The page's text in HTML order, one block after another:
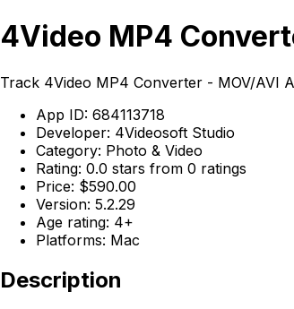
4Video MP4
Track 4Video MP4 Converter - MOV/AVI
App ID: 684113718
Developer: 4Videosoft Studio
Category: Photo & Video
Rating: 0.0 stars from 0 ratings
Price: $590.00
Version: 5.2.29
Age rating: 4+
Platforms: Mac
Description